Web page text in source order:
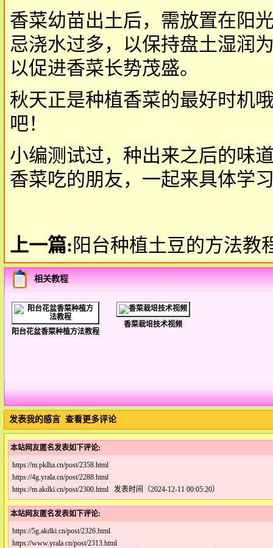
香菜幼苗出土后，需放置在阳
忌浇水过多，以保持盘土湿润
以促进香菜长势茂盛。
秋天正是种植香菜的最好时机
吧！
小编测试过，种出来之后的味
香菜吃的朋友，一起来具体学
上一篇: 阳台种植土豆的方法教
相关教程
阳台花盆香菜种植方法教程
香菜栽培技术视频
发表我的感言 查看更多评论
本站网友匿名发表如下评论:
https://m.pklha.cn/post/2358.html
https://4g.yrala.cn/post/2288.html
https://m.akdki.cn/post/2300.html 发表时间（2024-12-11 00:05:20）
本站网友匿名发表如下评论:
https://5g.akdki.cn/post/2326.html
https://www.yrala.cn/post/2313.html